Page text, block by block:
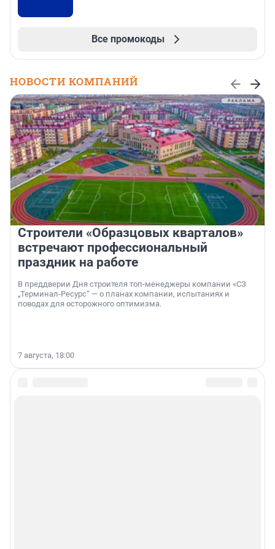
Все промокоды
НОВОСТИ КОМПАНИЙ
Строители «Образцовых кварталов»
встречают профессиональный
праздник на работе
В преддверии Дня строителя топ-менеджеры компании «СЗ
„Терминал-Ресурс“ — о планах компании, испытаниях и
поводах для осторожного оптимизма.
7 августа, 18:00